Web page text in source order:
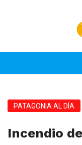
PATAGONIA AL DÍA
Incendio